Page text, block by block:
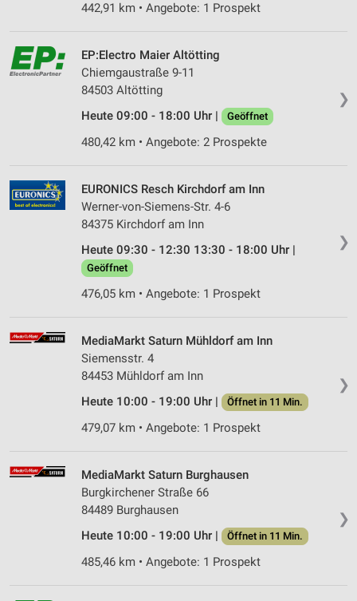
442,91 km • Angebote: 1 Prospekt
❯
EP:Electro Maier Altötting
Chiemgaustraße 9-11
84503 Altötting
Heute 09:00 - 18:00 Uhr |
Geöffnet
480,42 km • Angebote: 2 Prospekte
❯
EURONICS Resch Kirchdorf am Inn
Werner-von-Siemens-Str. 4-6
84375 Kirchdorf am Inn
Heute 09:30 - 12:30 13:30 - 18:00 Uhr |
Geöffnet
476,05 km • Angebote: 1 Prospekt
❯
MediaMarkt Saturn Mühldorf am Inn
Siemensstr. 4
84453 Mühldorf am Inn
Heute 10:00 - 19:00 Uhr |
Öffnet in 11 Min.
479,07 km • Angebote: 1 Prospekt
❯
MediaMarkt Saturn Burghausen
Burgkirchener Straße 66
84489 Burghausen
Heute 10:00 - 19:00 Uhr |
Öffnet in 11 Min.
485,46 km • Angebote: 1 Prospekt